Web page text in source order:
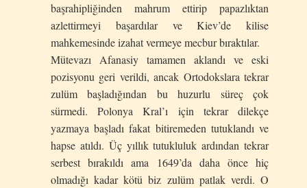
başrahipliğinden mahrum ettirip papazlıktan
azlettirmeyi başardılar ve Kiev’de kilise
mahkemesinde izahat vermeye mecbur bıraktılar.
Mütevazı Afanasiy tamamen aklandı ve eski
pozisyonu geri verildi, ancak Ortodokslara tekrar
zulüm başladığından bu huzurlu süreç çok
sürmedi. Polonya Kral’ı için tekrar dilekçe
yazmaya başladı fakat bitiremeden tutuklandı ve
hapse atıldı. Üç yıllık tutukluluk ardından tekrar
serbest bırakıldı ama 1649’da daha önce hiç
olmadığı kadar kötü biz zulüm patlak verdi. O